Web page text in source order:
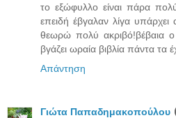
το εξώφυλλο είναι πάρα
επειδή έβγαλαν λίγα
θεωρώ πολύ ακριβό!βέβαια
βγάζει ωραία βιβλία πάντα τα
Απάντηση
Γιώτα Παπαδημακοπούλου